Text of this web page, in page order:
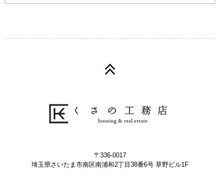
〒336-0017
埼玉県さいたま市南区南浦和2丁目38番6号 草野ビル1F